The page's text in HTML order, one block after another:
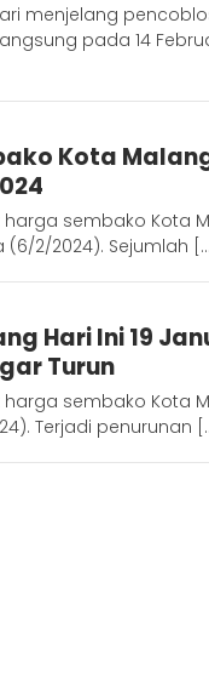
menjelang
pada 14
Kota
harga sembako Kota
(6/2/2024). Sejumlah
Hari Ini 19
Turun
harga sembako Kota
Terjadi penurunan